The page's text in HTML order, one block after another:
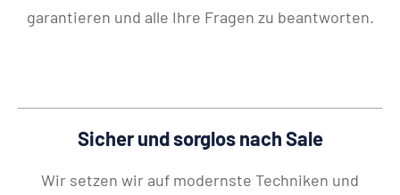
garantieren und alle Ihre Fragen zu beantworten.
Sicher und sorglos nach Sale
Wir setzen wir auf modernste Techniken und